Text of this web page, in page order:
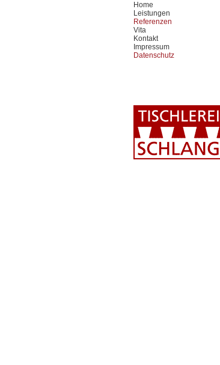
Home
Leistungen
Referenzen
Vita
Kontakt
Impressum
Datenschutz